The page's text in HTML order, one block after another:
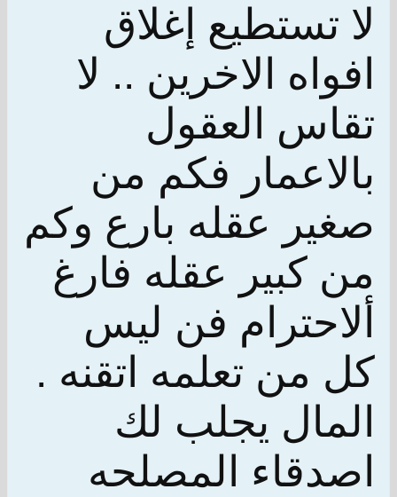
لا تستطيع إغلاق
افواه الاخرين .. لا
تقاس العقول
بالاعمار فكم من
صغير عقله بارع وكم
من كبير عقله فارغ
ألاحترام فن ليس
كل من تعلمه اتقنه .
المال يجلب لك
اصدقاء المصلحه